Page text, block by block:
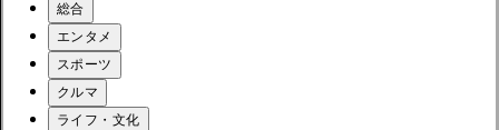
総合
エンタメ
スポーツ
クルマ
ライフ・文化